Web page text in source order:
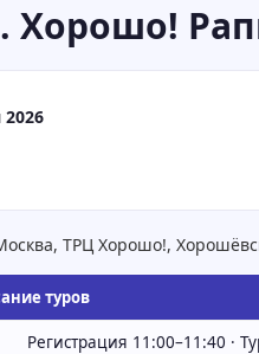
ТРЦ Хорошо!,
туров
Регистрация 11:00–11:40 ·